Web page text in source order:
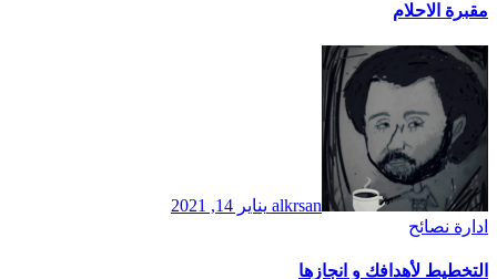
مقبرة الاحلام
alkrsan يناير 14, 2021
ادارة نصائح
التخطيط لأهدافك و انجازها